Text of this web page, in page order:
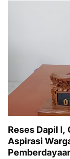
Reses Dapil
Aspirasi